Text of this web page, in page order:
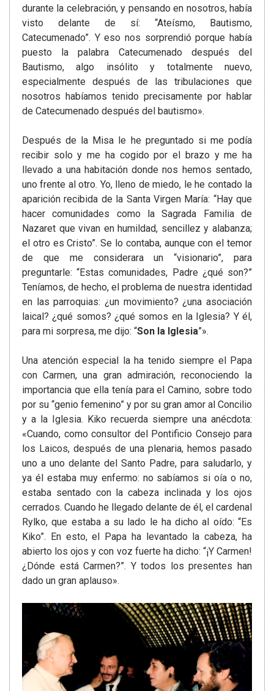
durante la celebración, y pensando en nosotros, había
visto delante de sí: “Ateísmo, Bautismo,
Catecumenado”. Y eso nos sorprendió porque había
puesto la palabra Catecumenado después del
Bautismo, algo insólito y totalmente nuevo,
especialmente después de las tribulaciones que
nosotros habíamos tenido precisamente por hablar
de Catecumenado después del bautismo».
Después de la Misa le he preguntado si me podía
recibir solo y me ha cogido por el brazo y me ha
llevado a una habitación donde nos hemos sentado,
uno frente al otro. Yo, lleno de miedo, le he contado la
aparición recibida de la Santa Virgen María: “Hay que
hacer comunidades como la Sagrada Familia de
Nazaret que vivan en humildad, sencillez y alabanza;
el otro es Cristo”. Se lo contaba, aunque con el temor
de que me considerara un “visionario”, para
preguntarle: “Estas comunidades, Padre ¿qué son?”
Teníamos, de hecho, el problema de nuestra identidad
en las parroquias: ¿un movimiento? ¿una asociación
laical? ¿qué somos? ¿qué somos en la Iglesia? Y él,
para mi sorpresa, me dijo: “Son la Iglesia”».
Una atención especial la ha tenido siempre el Papa
con Carmen, una gran admiración, reconociendo la
importancia que ella tenía para el Camino, sobre todo
por su “genio femenino” y por su gran amor al Concilio
y a la Iglesia. Kiko recuerda siempre una anécdota:
«Cuando, como consultor del Pontificio Consejo para
los Laicos, después de una plenaria, hemos pasado
uno a uno delante del Santo Padre, para saludarlo, y
ya él estaba muy enfermo: no sabíamos si oía o no,
estaba sentado con la cabeza inclinada y los ojos
cerrados. Cuando he llegado delante de él, el cardenal
Rylko, que estaba a su lado le ha dicho al oído: “Es
Kiko”. En esto, el Papa ha levantado la cabeza, ha
abierto los ojos y con voz fuerte ha dicho: “¡Y Carmen!
¿Dónde está Carmen?”. Y todos los presentes han
dado un gran aplauso».